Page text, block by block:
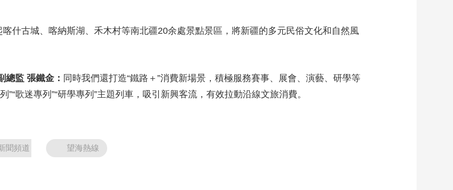
喀什古城、喀納斯湖、禾木村等南北疆20余處景點景區，將新疆的多元民俗文化和自然風
總監 張鐵金： 同時我們還打造“鐵路＋”消費新場景，積極服務賽事、展會、演藝、研學等
”“歌迷專列”“研學專列”主題列車，吸引新興客流，有效拉動沿線文旅消費。
聞頻道 望海熱線